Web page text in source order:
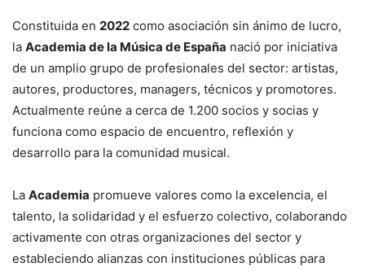
Constituida en 2022 como asociación sin ánimo de lucro,
la Academia de la Música de España nació por iniciativa
de un amplio grupo de profesionales del sector: artistas,
autores, productores, managers, técnicos y promotores.
Actualmente reúne a cerca de 1.200 socios y socias y
funciona como espacio de encuentro, reflexión y
desarrollo para la comunidad musical.
La Academia promueve valores como la excelencia, el
talento, la solidaridad y el esfuerzo colectivo, colaborando
activamente con otras organizaciones del sector y
estableciendo alianzas con instituciones públicas para